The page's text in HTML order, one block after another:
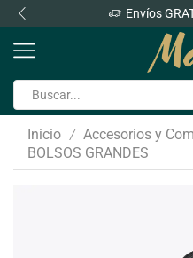
Envíos
Inicio / Accesorios y
BOLSOS GRANDES